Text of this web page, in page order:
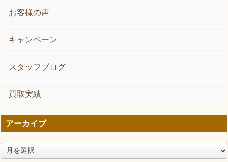
お客様の声
キャンペーン
スタッフブログ
買取実績
アーカイブ
ア
ー